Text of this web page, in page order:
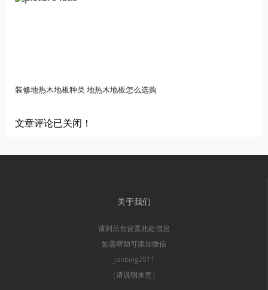
装修地热木地板种类 地热木地板怎么选购
文章评论已关闭！
关于我们
请到后台设置此处信息
如需帮助可添加微信
jianbing2011
（请说明来意）